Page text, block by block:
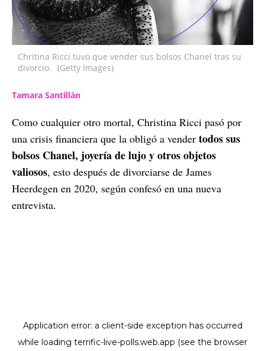
Chritina Ricci tuvo que vender sus bolsos Chanel tras su
divorcio. (Getty Images)
Tamara Santillán
Como cualquier otro mortal, Christina Ricci pasó por
una crisis financiera que la obligó a vender todos sus
bolsos Chanel, joyería de lujo y otros objetos
valiosos, esto después de divorciarse de James
Heerdegen en 2020, según confesó en una nueva
entrevista.